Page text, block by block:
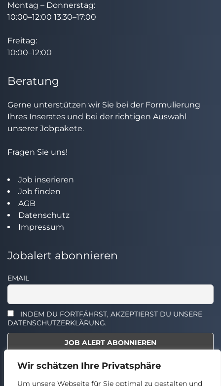
Wir schätzen Ihre Privatsphäre
Um unsere Webseite für Sie optimal zu gestalten und
Montag – Donnerstag:
10:00–12:00 13:30–17:00
Freitag:
10:00–12:00
Beratung
Gerne unterstützen wir Sie bei der Formulierung
Ihres Inserates und bei der richtigen Auswahl
unserer Jobpakete.
Fragen Sie uns!
Job inserieren
Job finden
AGB
Datenschutz
Impressum
Jobalert abonnieren
EMAIL
INDEM DU FORTFÄHRST, AKZEPTIERST DU UNSERE
DATENSCHUTZERKLÄRUNG.
Select the widget you want to show.